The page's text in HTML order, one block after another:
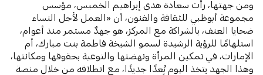
ومن جهتها، رأت سعادة هدى إبراهيم الخميس، مؤسس
مجموعة أبوظبي للثقافة والفنون، أن «العمل لأجل النساء
ضحايا العنف، بالشراكة مع المركز، هو جهدٌ مستمر منذ أعوام،
استلهامًا للرؤية الرشيدة لسمو الشيخة فاطمة بنت مبارك، أم
الإمارات، في تمكين المرأة ونهضتها والتوعية بحقوقها ومكانتها،
وهذا الجهد يتخذ اليوم بُعدًا جديدًا، مع انطلاقه من خلال منصة